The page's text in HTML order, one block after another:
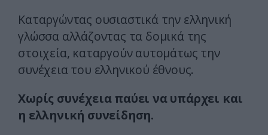
Καταργώντας ουσιαστικά την ελληνική
γλώσσα αλλάζοντας τα δομικά της
στοιχεία, καταργούν αυτομάτως την
συνέχεια του ελληνικού έθνους.
Χωρίς συνέχεια παύει να υπάρχει και
η ελληνική συνείδηση.